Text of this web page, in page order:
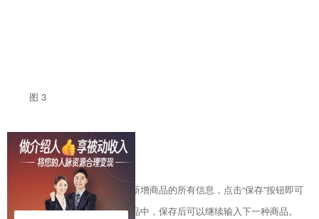
图 3
在商品信息这一部分输入新增商品的所有信息，点击“保存”按钮即可
把该商品保存到右边的已存商品中，保存后可以继续输入下一种商品。